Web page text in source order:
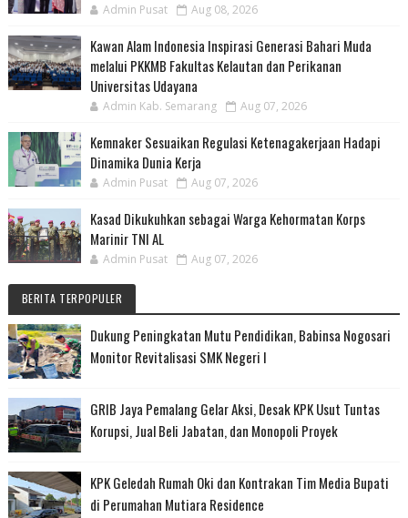
Admin Pusat Aug 08, 2026
Kawan Alam Indonesia Inspirasi Generasi Bahari Muda
melalui PKKMB Fakultas Kelautan dan Perikanan
Universitas Udayana
Admin Kab. Semarang Aug 07, 2026
Kemnaker Sesuaikan Regulasi Ketenagakerjaan Hadapi
Dinamika Dunia Kerja
Admin Pusat Aug 07, 2026
Kasad Dikukuhkan sebagai Warga Kehormatan Korps
Marinir TNI AL
Admin Pusat Aug 07, 2026
BERITA TERPOPULER
Dukung Peningkatan Mutu Pendidikan, Babinsa Nogosari
Monitor Revitalisasi SMK Negeri I
GRIB Jaya Pemalang Gelar Aksi, Desak KPK Usut Tuntas
Korupsi, Jual Beli Jabatan, dan Monopoli Proyek
KPK Geledah Rumah Oki dan Kontrakan Tim Media Bupati
di Perumahan Mutiara Residence